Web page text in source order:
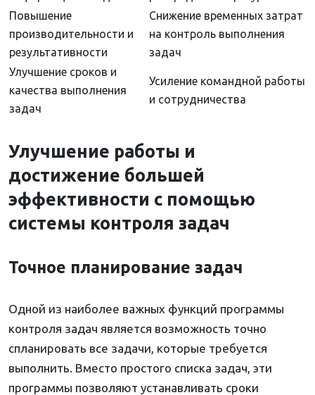
Повышение
производительности и
результативности
Снижение временных затрат
на контроль выполнения
задач
Улучшение сроков и
качества выполнения
задач
Усиление командной работы
и сотрудничества
Улучшение работы и
достижение большей
эффективности с помощью
системы контроля задач
Точное планирование задач
Одной из наиболее важных функций программы
контроля задач является возможность точно
спланировать все задачи, которые требуется
выполнить. Вместо простого списка задач, эти
программы позволяют устанавливать сроки